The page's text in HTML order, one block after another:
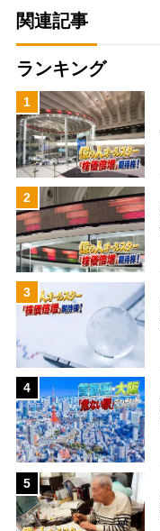
関連記事
ランキング
1
2
3
4
5